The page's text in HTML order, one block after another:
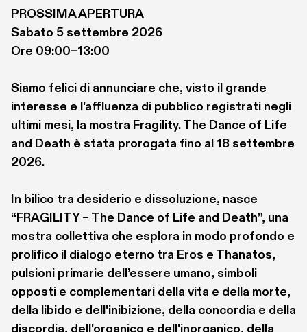
PROSSIMA APERTURA
Sabato 5 settembre 2026
Ore 09:00–13:00
Siamo felici di annunciare che, visto il grande
interesse e l'affluenza di pubblico registrati negli
ultimi mesi, la mostra Fragility. The Dance of Life
and Death è stata prorogata fino al 18 settembre
2026.
In bilico tra desiderio e dissoluzione, nasce
“FRAGILITY – The Dance of Life and Death”, una
mostra collettiva che esplora in modo profondo e
prolifico il dialogo eterno tra Eros e Thanatos,
pulsioni primarie dell’essere umano, simboli
opposti e complementari della vita e della morte,
della libido e dell'inibizione, della concordia e della
discordia, dell'organico e dell'inorganico, della